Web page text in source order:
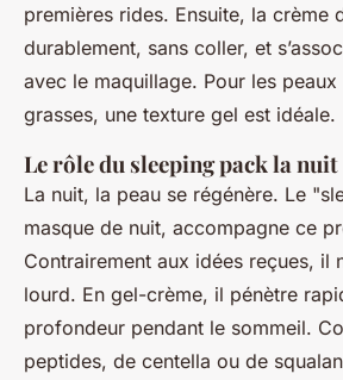
premières rides. Ensuite, la crème
durablement, sans coller, et
avec le maquillage. Pour les
grasses, une texture gel est idéale.
Le rôle du sleeping pack la nuit
La nuit, la peau se régénère. Le
masque de nuit, accompagne ce
Contrairement aux idées reçues, il
lourd. En gel-crème, il pénètre
profondeur pendant le sommeil.
peptides, de centella ou de